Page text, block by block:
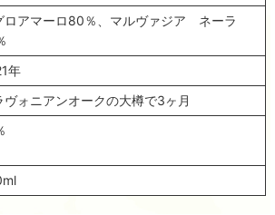
ロアマーロ80％、マルヴァジア ネーラ
年
ヴォニアンオークの大樽で3ヶ月